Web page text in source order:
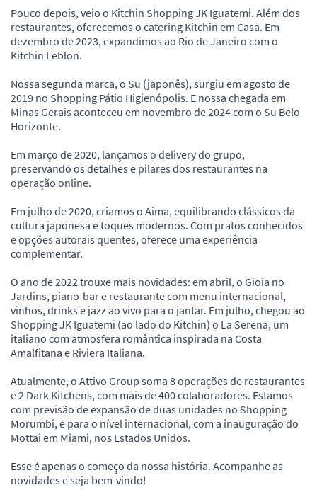
Pouco depois, veio o Kitchin Shopping JK Iguatemi. Além dos
restaurantes, oferecemos o catering Kitchin em Casa. Em
dezembro de 2023, expandimos ao Rio de Janeiro com o
Kitchin Leblon.
Nossa segunda marca, o Su (japonês), surgiu em agosto de
2019 no Shopping Pátio Higienópolis. E nossa chegada em
Minas Gerais aconteceu em novembro de 2024 com o Su Belo
Horizonte.
Em março de 2020, lançamos o delivery do grupo,
preservando os detalhes e pilares dos restaurantes na
operação online.
Em julho de 2020, criamos o Aima, equilibrando clássicos da
cultura japonesa e toques modernos. Com pratos conhecidos
e opções autorais quentes, oferece uma experiência
complementar.
O ano de 2022 trouxe mais novidades: em abril, o Gioia no
Jardins, piano-bar e restaurante com menu internacional,
vinhos, drinks e jazz ao vivo para o jantar. Em julho, chegou ao
Shopping JK Iguatemi (ao lado do Kitchin) o La Serena, um
italiano com atmosfera romântica inspirada na Costa
Amalfitana e Riviera Italiana.
Atualmente, o Attivo Group soma 8 operações de restaurantes
e 2 Dark Kitchens, com mais de 400 colaboradores. Estamos
com previsão de expansão de duas unidades no Shopping
Morumbi, e para o nível internacional, com a inauguração do
Mottai em Miami, nos Estados Unidos.
Esse é apenas o começo da nossa história. Acompanhe as
novidades e seja bem-vindo!